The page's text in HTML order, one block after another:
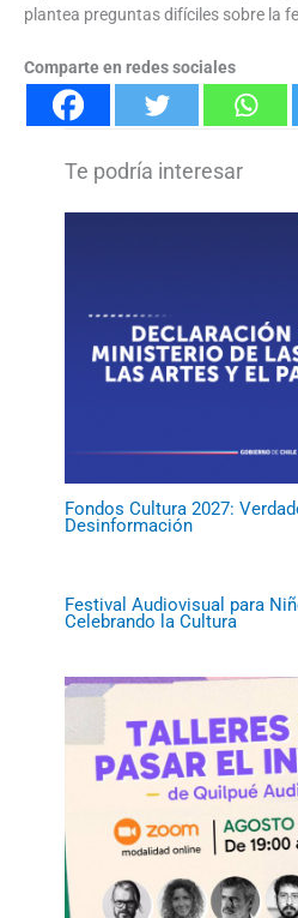
plantea preguntas difíciles sobre la
Comparte en redes sociales
Fondos Cultura 2027:
Desinformación
Festival Audiovisual para
Celebrando la Cultura